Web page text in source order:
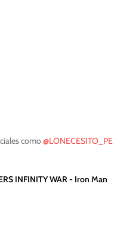
como@LONECESITO_PE
INFINITY WAR - Iron Man